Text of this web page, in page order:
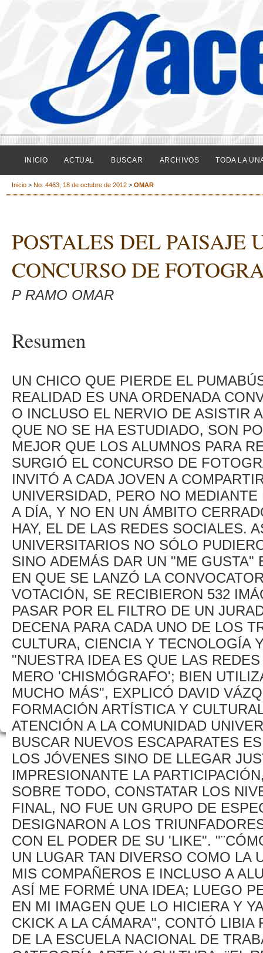
INICIO ACTUAL BUSCAR ARCHIVOS TODA LA
Inicio > No. 4463, 18 de octubre de 2012 > OMAR
POSTALES DEL PAISAJE
CONCURSO DE
P RAMO OMAR
Resumen
UN CHICO QUE PIERDE EL
REALIDAD ES UNA ORDENADA
O INCLUSO EL NERVIO DE ASISTIR
QUE NO SE HA ESTUDIADO, SON
MEJOR QUE LOS ALUMNOS PARA
SURGIÓ EL CONCURSO DE
INVITÓ A CADA JOVEN A
UNIVERSIDAD, PERO NO
A DÍA, Y NO EN UN ÁMBITO
HAY, EL DE LAS REDES SOCIALES.
UNIVERSITARIOS NO SÓLO
SINO ADEMÁS DAR UN "ME
EN QUE SE LANZÓ LA
VOTACIÓN, SE RECIBIERON 532
PASAR POR EL FILTRO DE UN
DECENA PARA CADA UNO DE LOS
CULTURA, CIENCIA Y TECNOLOGÍA
"NUESTRA IDEA ES QUE LAS
MERO 'CHISMÓGRAFO'; BIEN
MUCHO MÁS", EXPLICÓ DAVID
FORMACIÓN ARTÍSTICA Y
ATENCIÓN A LA COMUNIDAD
BUSCAR NUEVOS ESCAPARATES
LOS JÓVENES SINO DE LLEGAR
IMPRESIONANTE LA
SOBRE TODO, CONSTATAR LOS
FINAL, NO FUE UN GRUPO DE
DESIGNARON A LOS
CON EL PODER DE SU 'LIKE".
UN LUGAR TAN DIVERSO COMO LA
MIS COMPAÑEROS E INCLUSO A
ASÍ ME FORMÉ UNA IDEA; LUEGO
EN MI IMAGEN QUE LO HICIERA ­Y
CKICK A LA CÁMARA", CONTÓ
DE LA ESCUELA NACIONAL DE